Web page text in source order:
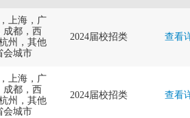
上海，广
成都，西
州，其他
会城市
2024届校招类 查看
上海，广
成都，西
州，其他
会城市
2024届校招类 查看